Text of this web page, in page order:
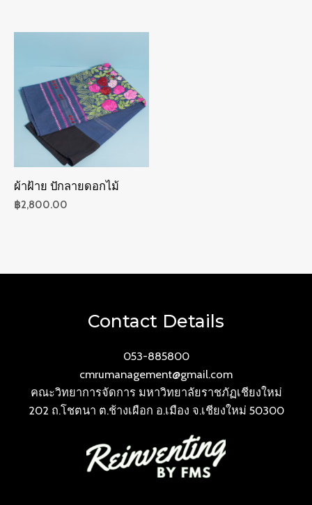
ผ้าฝ้าย ปักลายดอกไม้
฿2,800.00
Contact Details
053-885800
cmrumanagement@gmail.com
คณะวิทยาการจัดการ มหาวิทยาลัยราชภัฏเชียงใหม่
202 ถ.โชตนา ต.ช้างเผือก อ.เมือง จ.เชียงใหม่ 50300